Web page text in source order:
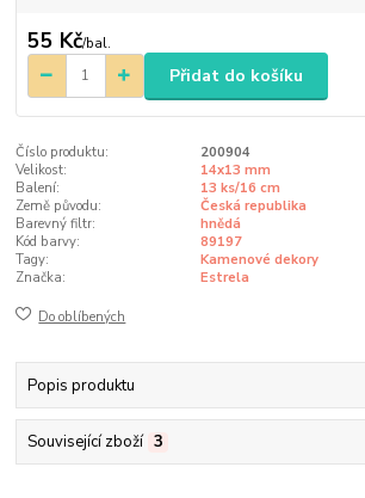
55 Kč/bal.
Přidat do košíku
Číslo produktu:
200904
Velikost:
14x13 mm
Balení:
13 ks/16 cm
Země původu:
Česká republika
Barevný filtr:
hnědá
Kód barvy:
89197
Tagy:
Kamenové dekory
Značka:
Estrela
Do oblíbených
Popis produktu
Související zboží 3